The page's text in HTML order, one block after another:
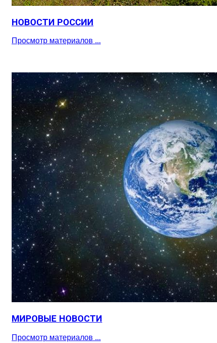
НОВОСТИ РОССИИ
Просмотр материалов ...
МИРОВЫЕ НОВОСТИ
Просмотр материалов ...